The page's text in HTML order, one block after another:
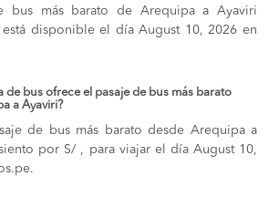
bus más barato de Arequipa a Ayaviri
está disponible el día August 10, 2026 en
de bus ofrece el pasaje de bus más barato
a Ayaviri?
de bus más barato desde Arequipa a
por S/ , para viajar el día August 10,